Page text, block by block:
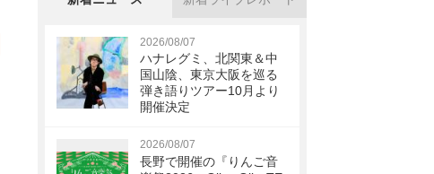
2026/08/07
ハナレグミ、北関東＆中
国山陰、東京大阪を巡る
弾き語りツアー10月より
開催決定
2026/08/07
長野で開催の『りんご音